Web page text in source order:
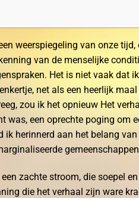
weerspiegeling van onze tijd,
van de menselijke
Het is niet vaak dat
net als een heerlijk
zou ik het opnieuw Het
was, een oprechte poging om
ik herinnerd aan het belang
zachte stroom, die soepel
die het verhaal zijn ware